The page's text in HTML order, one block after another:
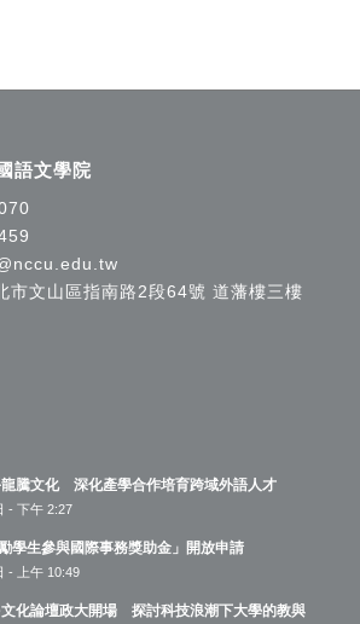
語文學院
市文山區指南路2段64號 道藩樓三樓
騰文化 深化產學合作培育跨域外語人才
- 下午 2:27
學生參與國際事務獎助金」開放申請
- 上午 10:49
化論壇政大開場 探討科技浪潮下大學的教與